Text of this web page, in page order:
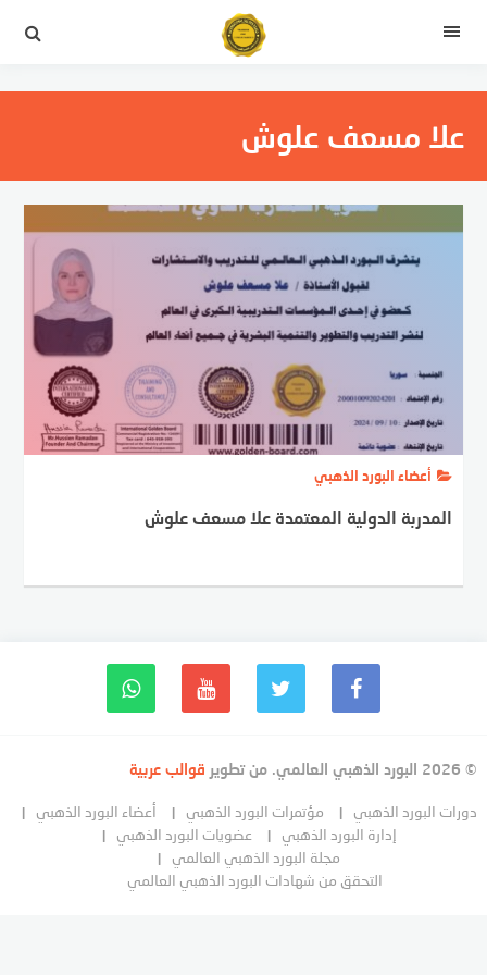
القائمة
علا مسعف علوش
أعضاء البورد الذهبي
المدربة الدولية المعتمدة علا مسعف علوش
© 2026 البورد الذهبي العالمي. من تطوير قوالب عربية
دورات البورد الذهبي مؤتمرات البورد الذهبي
أعضاء البورد الذهبي
إدارة البورد الذهبي
عضويات البورد الذهبي
مجلة البورد الذهبي العالمي
التحقق من شهادات البورد الذهبي العالمي